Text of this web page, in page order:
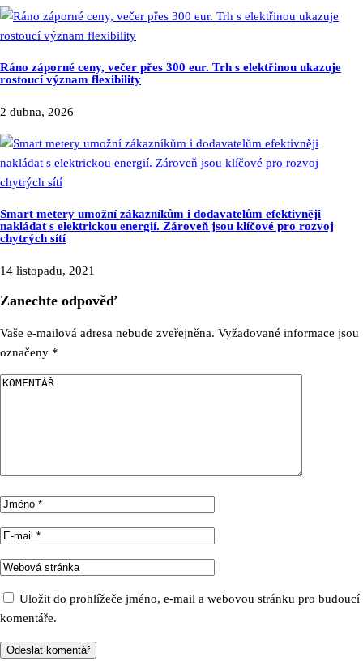
Ráno záporné ceny, večer přes 300 eur. Trh s elektřinou ukazuje
rostoucí význam flexibility
2 dubna, 2026
Smart metery umožní zákazníkům i dodavatelům efektivněji
nakládat s elektrickou energií. Zároveň jsou klíčové pro rozvoj
chytrých sítí
14 listopadu, 2021
Zanechte odpověď
Vaše e-mailová adresa nebude zveřejněna. Vyžadované informace jsou
označeny *
Uložit do prohlížeče jméno, e-mail a webovou stránku pro budoucí
komentáře.